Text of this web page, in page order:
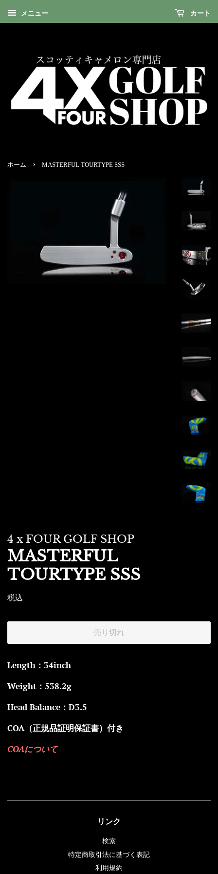
メニュー カート
ホーム › MASTERFUL TOURTYPE SSS
4 x FOUR GOLF SHOP
MASTERFUL
TOURTYPE SSS
販
価
税込
売り切れ
Length：34inch
Weight：538.2g
Head Balance：D3.5
COA（正規品証明保証書）付き
COAについて
リンク
検索
特定商取引法に基づく表記
利用規約